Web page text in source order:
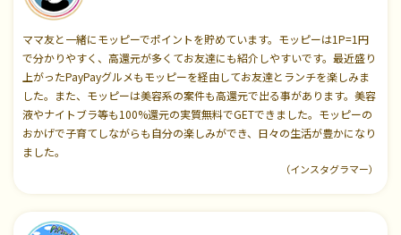
ママ友と一緒にモッピーでポイントを貯めています。モッピーは1P=1円
で分かりやすく、高還元が多くてお友達にも紹介しやすいです。最近盛り
上がったPayPayグルメもモッピーを経由してお友達とランチを楽しみま
した。また、モッピーは美容系の案件も高還元で出る事があります。美容
液やナイトブラ等も100%還元の実質無料でGETできました。モッピーの
おかげで子育てしながらも自分の楽しみができ、日々の生活が豊かになり
ました。
（インスタグラマー）